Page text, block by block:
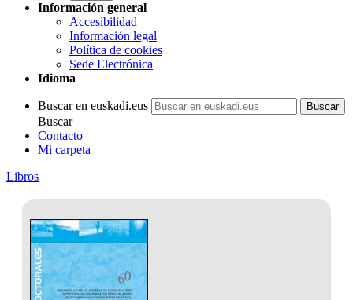
Información general
Accesibilidad
Información legal
Política de cookies
Sede Electrónica
Idioma
Buscar en euskadi.eus
Buscar
Contacto
Mi carpeta
Libros